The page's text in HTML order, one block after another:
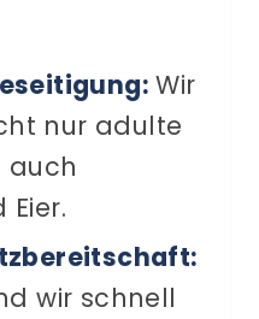
Wir
nur adulte
auch
Eier.
wir schnell